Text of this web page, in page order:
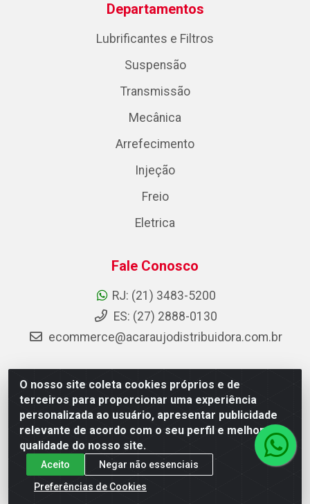
O nosso site coleta cookies próprios e de
terceiros para proporcionar uma experiência
personalizada ao usuário, apresentar publicidade
relevante de acordo com o seu perfil e melhorar a
qualidade do nosso site.
Aceito
Negar não essenciais
Preferências de Cookies
Departamentos
Lubrificantes e Filtros
Suspensão
Transmissão
Mecânica
Arrefecimento
Injeção
Freio
Eletrica
Fale Conosco
RJ: (21) 3483-5200
ES: (27) 2888-0130
ecommerce@acaraujodistribuidora.com.br
AC Araujo Distribuidora - Rua Carneiro de Campos, 42 -
São Cristóvão, Rio de Janeiro/RJ - CEP 20.920-410 -
CNPJ 08.744.753/0003-85